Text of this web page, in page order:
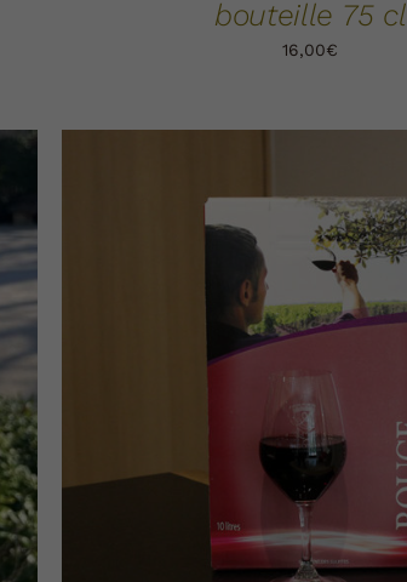
bouteille 75 cl
16,00€
AJOUTER AU PANIER